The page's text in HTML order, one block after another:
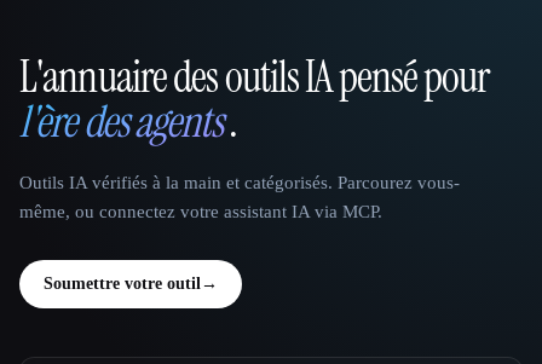
That AI Collection
L'annuaire des outils IA pensé pour
l'ère des agents.
Outils IA vérifiés à la main et catégorisés. Parcourez vous-
même, ou connectez votre assistant IA via MCP.
Soumettre votre outil→